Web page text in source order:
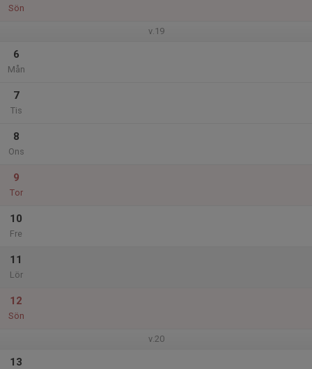
Sön
v.19
6
Mån
7
Tis
8
Ons
9
Tor
10
Fre
11
Lör
12
Sön
v.20
13